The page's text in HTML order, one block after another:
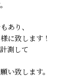
あり、
に致します！
測して
い致します。